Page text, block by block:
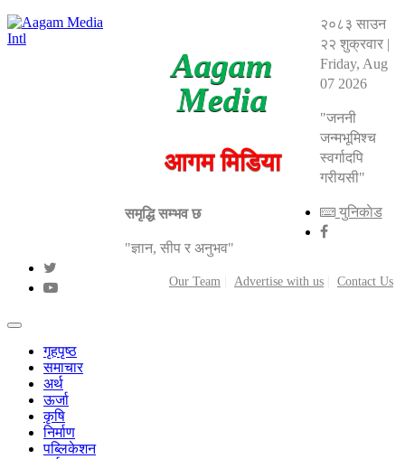
Aagam
Media
आगम मिडिया
समृद्धि सम्भव छ
"ज्ञान, सीप र अनुभव"
Our Team Advertise with us Contact Us
२०८३ साउन
२२ शुक्रवार|
Friday, Aug
07 2026
"जननी
जन्मभूमिश्च
स्वर्गादपि
गरीयसी"
युनिकाेड
गृहपृष्ठ
समाचार
अर्थ
ऊर्जा
कृषि
निर्माण
पब्लिकेशन